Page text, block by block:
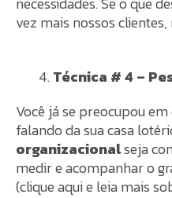
vez mais nossos
Técnica # 4 –
Você já se preocupou
falando da sua casa
organizacionalseja
medir e acompanhar o
(clique aqui e leia mais